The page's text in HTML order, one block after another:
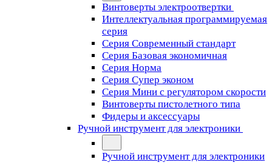
Винтоверты электроотвертки
Интеллектуальная программируемая
серия
Серия Современный стандарт
Серия Базовая экономичная
Серия Норма
Серия Cупер эконом
Серия Мини с регулятором скорости
Винтоверты пистолетного типа
Фидеры и аксессуары
Ручной инструмент для электроники
Ручной инструмент для электроники